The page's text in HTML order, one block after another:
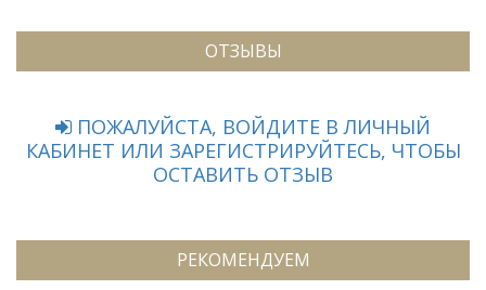
ОТЗЫВЫ
ПОЖАЛУЙСТА, ВОЙДИТЕ В ЛИЧНЫЙ
КАБИНЕТ ИЛИ ЗАРЕГИСТРИРУЙТЕСЬ, ЧТОБЫ
ОСТАВИТЬ ОТЗЫВ
РЕКОМЕНДУЕМ